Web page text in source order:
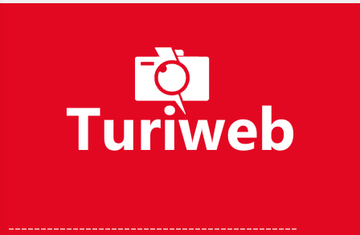
_____________________________________________